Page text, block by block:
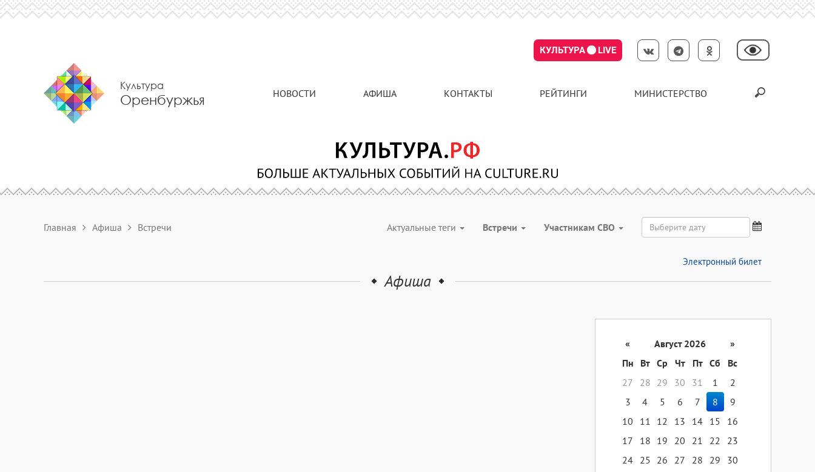
КУЛЬТУРА LIVE
Культура
Оренбуржья НОВОСТИ АФИША КОНТАКТЫ РЕЙТИНГИ МИНИСТЕРСТВО
Главная Афиша Встречи Актуальные теги Встречи Участникам СВО
Электронный билет
Афиша
« Август 2026
»
Пн
Вт Ср Чт Пт Сб
Вс
27
28 29 30 31 1
2
3
4 5 6 7 8
9
10
11 12 13 14 15
16
17
18 19 20 21 22
23
24 25 26 27 28 29
30